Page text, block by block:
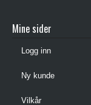
Mine sider
Logg inn
Ny kunde
Vilkår